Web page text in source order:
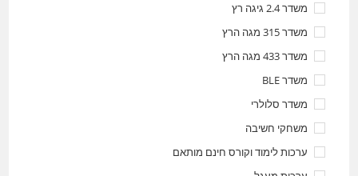
משדר 2.4 גיגה רץ
משדר 315 מגה הרץ
משדר 433 מגה הרץ
משדר BLE
משדר סלולרי
משחקי חשיבה
ערכות לימוד וקורס חינם מותאם